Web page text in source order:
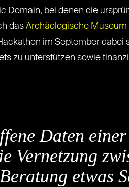
Domain, bei denen die
das Archäologische Museum
im September dabei
zu unterstützen sowie
Daten
Vernetzung
etwas